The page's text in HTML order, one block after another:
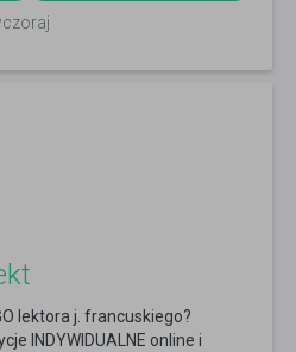
lektora j. francuskiego?
INDYWIDUALNE online i